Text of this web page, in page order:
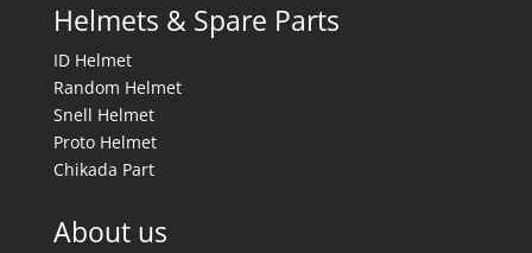
Helmets & Spare Parts
ID Helmet
Random Helmet
Snell Helmet
Proto Helmet
Chikada Part
About us